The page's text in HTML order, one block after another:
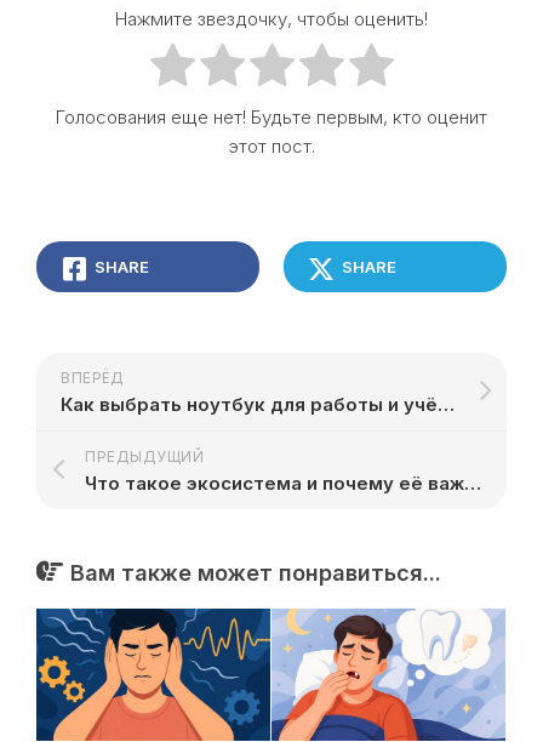
Нажмите звездочку, чтобы оценить!
Голосования еще нет! Будьте первым, кто оценит
этот пост.
SHARE SHARE
ВПЕРЁД
Как выбрать ноутбук для работы и учёбы
ПРЕДЫДУЩИЙ
Что такое экосистема и почему её важно защищать
Вам также может понравиться...